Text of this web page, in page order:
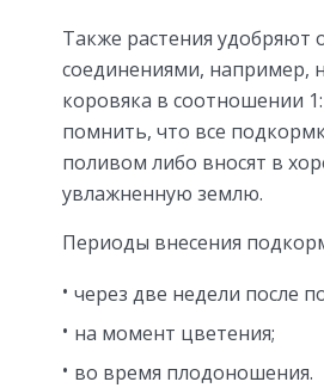
Также растения удобряют
соединениями, например,
коровяка в соотношении
помнить, что все
поливом либо вносят в
увлажненную землю.
Периоды внесения
через две недели после
на момент цветения;
во время плодоношения.